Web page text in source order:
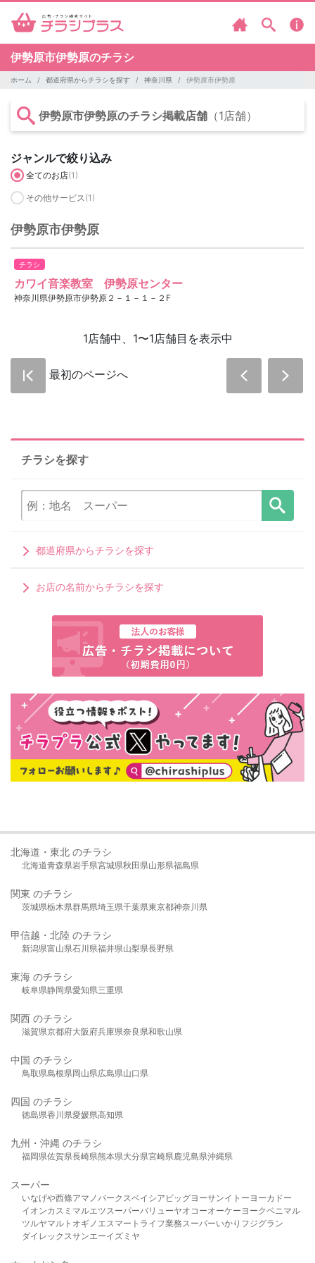
伊勢原市伊勢原のチラシ
ホーム 都道府県からチラシを探す 神奈川県 伊勢原市伊勢原
伊勢原市伊勢原のチラシ掲載店舗 （1店舗）
ジャンルで絞り込み
全てのお店(1)
その他サービス (1)
伊勢原市伊勢原
チラシ
カワイ音楽教室 伊勢原センター
神奈川県伊勢原市伊勢原２－１－１－２F
1店舗中、1〜1店舗目を表示中
最初のページへ
チラシを探す
都道府県からチラシを探す
お店の名前からチラシを探す
北海道・東北 のチラシ
北海道青森県岩手県宮城県秋田県山形県福島県
関東 のチラシ
茨城県栃木県群馬県埼玉県千葉県東京都神奈川県
甲信越・北陸 のチラシ
新潟県富山県石川県福井県山梨県長野県
東海 のチラシ
岐阜県静岡県愛知県三重県
関西 のチラシ
滋賀県京都府大阪府兵庫県奈良県和歌山県
中国 のチラシ
鳥取県島根県岡山県広島県山口県
四国 のチラシ
徳島県香川県愛媛県高知県
九州・沖縄 のチラシ
福岡県佐賀県長崎県熊本県大分県宮崎県鹿児島県沖縄県
スーパー
いなげや西條アマノパークスベイシア ビッグヨーサンイトーヨーカドー
イオンカスミ マルエツスーパーバリューヤオコーオーケー ヨークベニマル
ツルヤマルト オギノ エスマート ライフ業務スーパーいかり フジグラン
ダイレックスサンエーイズミヤ